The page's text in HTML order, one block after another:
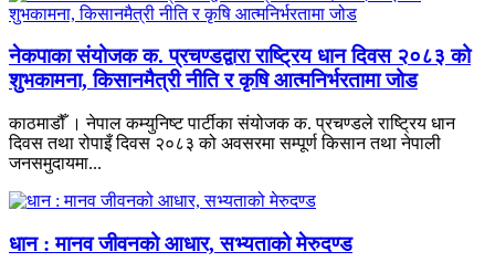
नेकपाका संयोजक क. प्रचण्डद्वारा राष्ट्रिय धान दिवस २०८३ को
शुभकामना, किसानमैत्री नीति र कृषि आत्मनिर्भरतामा जोड
काठमाडौँ । नेपाल कम्युनिष्ट पार्टीका संयोजक क. प्रचण्डले राष्ट्रिय धान
दिवस तथा रोपाइँ दिवस २०८३ को अवसरमा सम्पूर्ण किसान तथा नेपाली
जनसमुदायमा...
धान : मानव जीवनको आधार, सभ्यताको मेरुदण्ड